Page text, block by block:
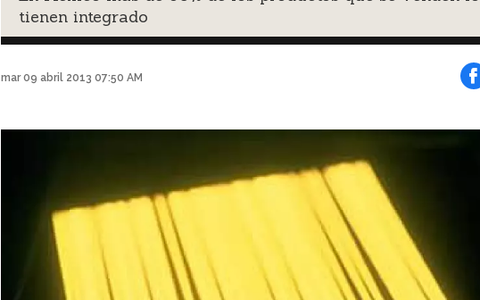
tienen integrado
mar 09 abril 2013 07:50 AM